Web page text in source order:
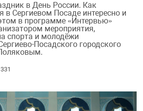
в День России. Как
в Сергиевом Посаде интересно и
в программе «Интервью»
мероприятия,
спорта и молодёжи
Посадского городского
331